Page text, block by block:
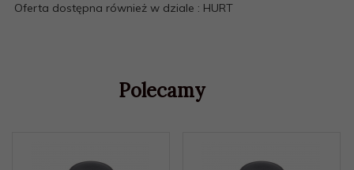
Oferta dostępna również w dziale : HURT
Polecamy